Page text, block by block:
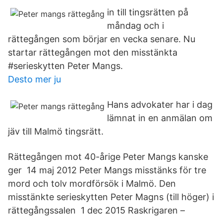
in till tingsrätten på
måndag och i
rättegången som börjar en vecka senare. Nu
startar rättegången mot den misstänkta
#serieskytten Peter Mangs.
Desto mer ju
Hans advokater har i dag
lämnat in en anmälan om
jäv till Malmö tingsrätt.
Rättegången mot 40-årige Peter Mangs kanske
ger 14 maj 2012 Peter Mangs misstänks för tre
mord och tolv mordförsök i Malmö. Den
misstänkte serieskytten Peter Magns (till höger) i
rättegångssalen 1 dec 2015 Raskrigaren –